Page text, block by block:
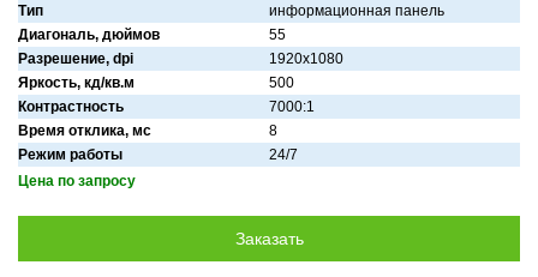
Тип
информационная панель
Диагональ, дюймов
55
Разрешение, dpi
1920х1080
Яркость, кд/кв.м
500
Контрастность
7000:1
Время отклика, мс
8
Режим работы
24/7
Цена по запросу